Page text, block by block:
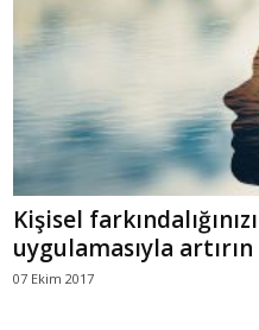
Kişisel
uygulamasıyla artırın
07 Ekim 2017